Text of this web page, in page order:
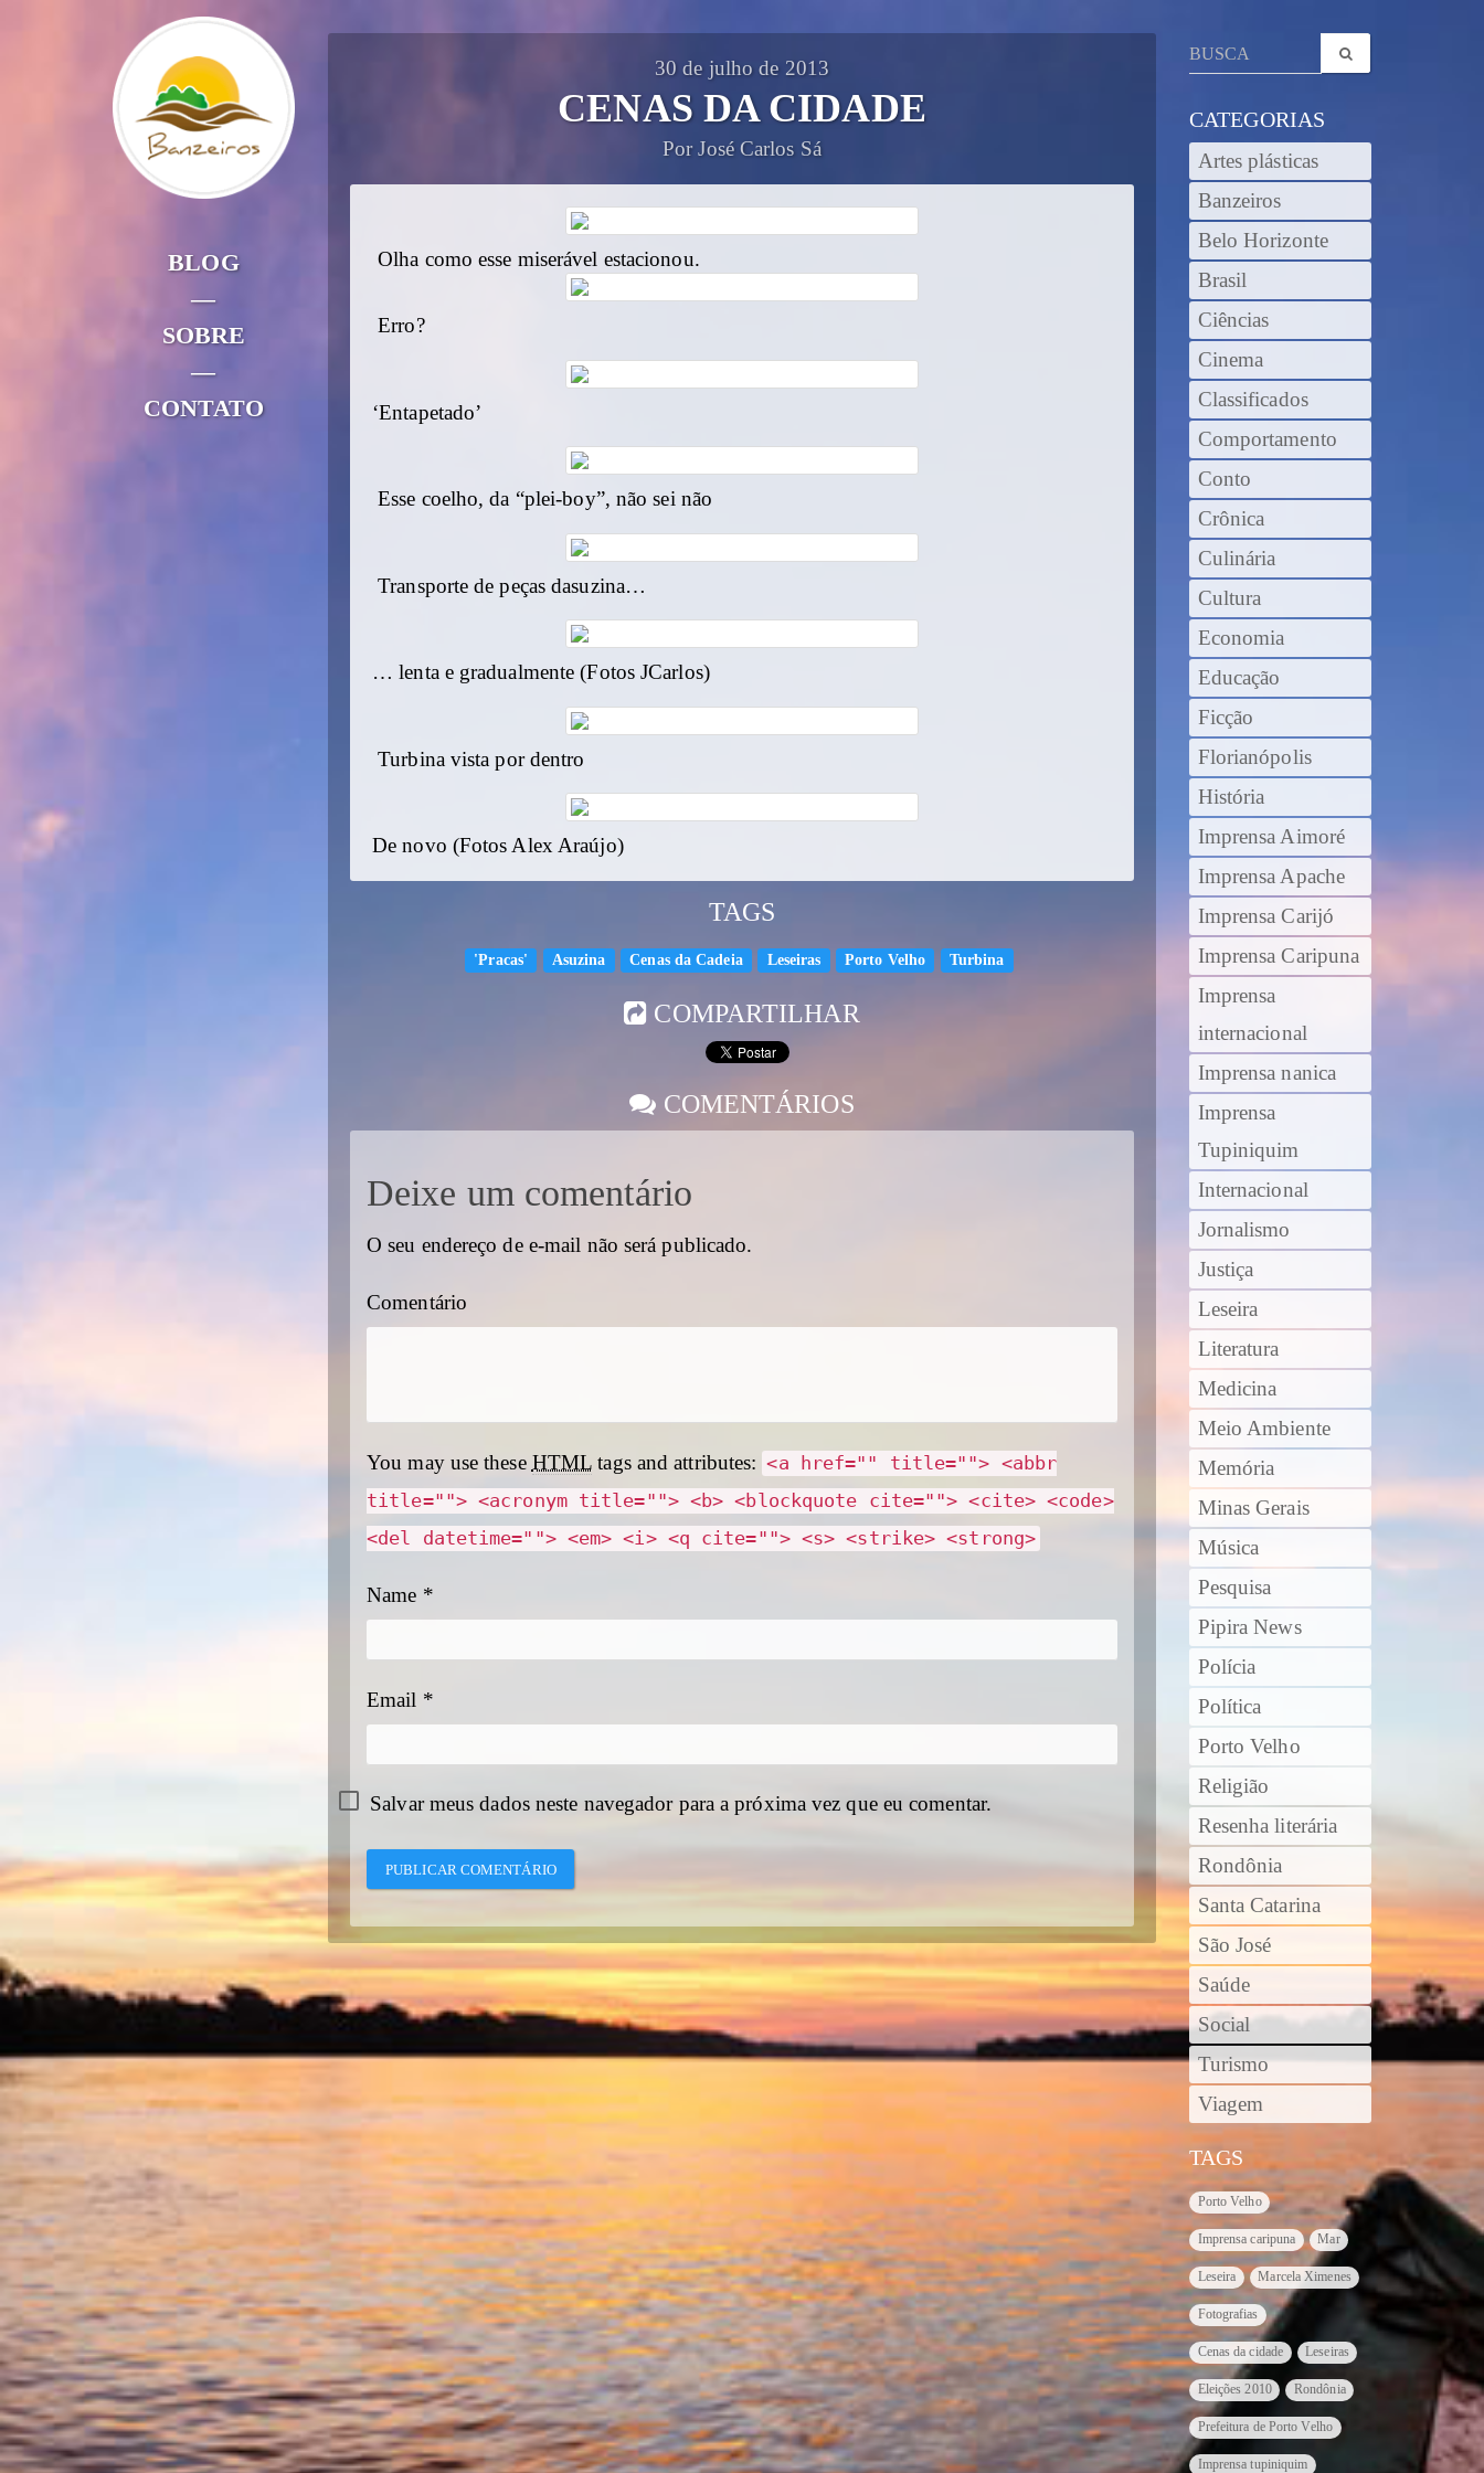
BLOG
—
SOBRE
—
CONTATO
30 de julho de 2013
CENAS DA CIDADE
Por José Carlos Sá
Olha como esse miserável estacionou.
Erro?
‘Entapetado’
Esse coelho, da “plei-boy”, não sei não
Transporte de peças dasuzina…
… lenta e gradualmente (Fotos JCarlos)
Turbina vista por dentro
De novo (Fotos Alex Araújo)
TAGS
'Pracas' Asuzina Cenas da Cadeia Leseiras Porto Velho Turbina
COMPARTILHAR
COMENTÁRIOS
Deixe um comentário
O seu endereço de e-mail não será publicado.
Comentário
You may use these HTML tags and attributes: <a href="" title=""> <abbr
title=""> <acronym title=""> <b> <blockquote cite=""> <cite> <code>
<del datetime=""> <em> <i> <q cite=""> <s> <strike> <strong>
Name *
Email *
Salvar meus dados neste navegador para a próxima vez que eu comentar.
CATEGORIAS
Artes plásticas
Banzeiros
Belo Horizonte
Brasil
Ciências
Cinema
Classificados
Comportamento
Conto
Crônica
Culinária
Cultura
Economia
Educação
Ficção
Florianópolis
História
Imprensa Aimoré
Imprensa Apache
Imprensa Carijó
Imprensa Caripuna
Imprensa
internacional
Imprensa nanica
Imprensa
Tupiniquim
Internacional
Jornalismo
Justiça
Leseira
Literatura
Medicina
Meio Ambiente
Memória
Minas Gerais
Música
Pesquisa
Pipira News
Polícia
Política
Porto Velho
Religião
Resenha literária
Rondônia
Santa Catarina
São José
Saúde
Social
Turismo
Viagem
TAGS
Porto Velho
Imprensa caripuna Mar
Leseira Marcela Ximenes
Fotografias
Cenas da cidade Leseiras
Eleições 2010 Rondônia
Prefeitura de Porto Velho
Imprensa tupiniquim